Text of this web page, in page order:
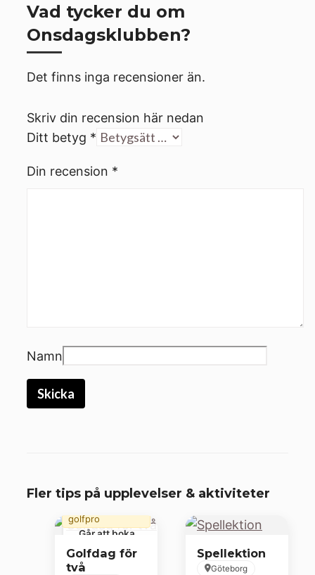
Vad tycker du om
Onsdagsklubben?
Det finns inga recensioner än.
Skriv din recension här nedan
Ditt betyg *
Din recension *
Namn
Fler tips på upplevelser & aktiviteter
Går att boka
golfsäsongen
50 min
golfpro
Golfdag för
två
Spellektion
Göteborg